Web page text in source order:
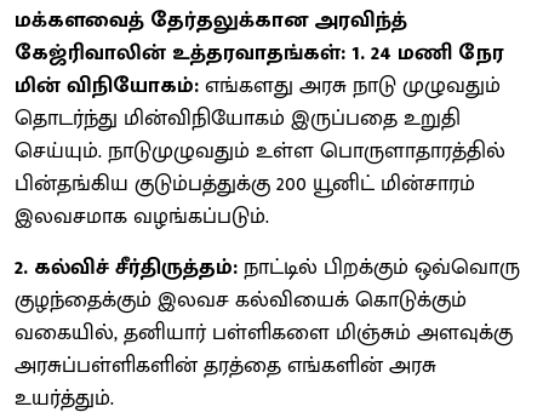
மக்களவைத் தேர்தலுக்கான அரவிந்த்
கேஜ்ரிவாலின் உத்தரவாதங்கள்: 1. 24 மணி நேர
மின் விநியோகம்:எங்களது அரசு நாடு முழுவதும்
தொடர்ந்து மின்விநியோகம் இருப்பதை உறுதி
செய்யும். நாடுமுழுவதும் உள்ள பொருளாதாரத்தில்
பின்தங்கிய குடும்பத்துக்கு 200 யூனிட் மின்சாரம்
இலவசமாக வழங்கப்படும்.
2. கல்விச் சீர்திருத்தம்:நாட்டில் பிறக்கும் ஒவ்வொரு
குழந்தைக்கும் இலவச கல்வியைக் கொடுக்கும்
வகையில், தனியார் பள்ளிகளை மிஞ்சும் அளவுக்கு
அரசுப்பள்ளிகளின் தரத்தை எங்களின் அரசு
உயர்த்தும்.